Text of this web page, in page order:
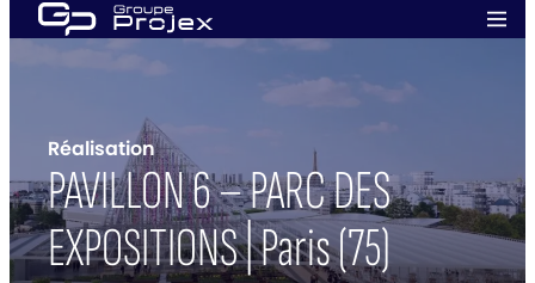
Aller
au
Groupe
Réalisation
PAVILLON 6 – PARC DES
EXPOSITIONS | Paris (75)